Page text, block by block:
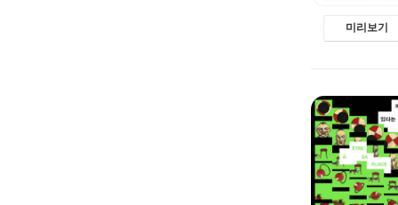
미리보기